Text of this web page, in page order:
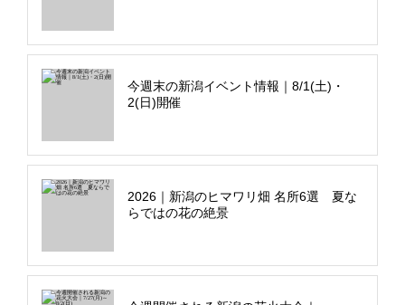
今週末の新潟イベント情報｜8/1(土)・
2(日)開催
2026｜新潟のヒマワリ畑 名所6選 夏な
らではの花の絶景